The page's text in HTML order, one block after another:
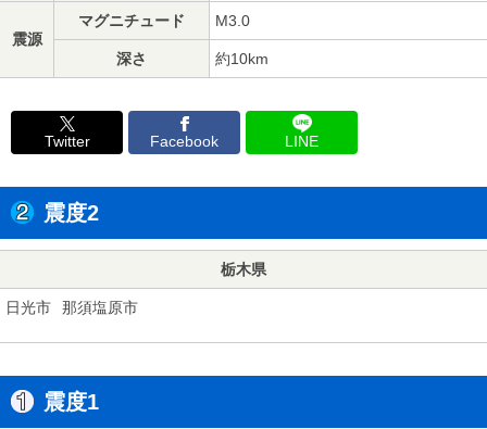
震源
マグニチュード M3.0
深さ 約10km
Twitter Facebook LINE
震度2
栃木県
日光市 那須塩原市
震度1